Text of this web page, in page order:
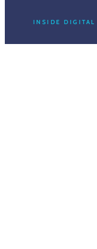
INSIDE DIGITAL